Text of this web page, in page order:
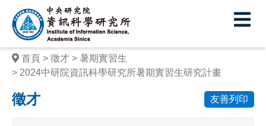
中
央
研
究
院
首頁 徵才
暑期實習生
2024中研院資訊科學研究所暑期實習生研究計畫
徵才 友善列印